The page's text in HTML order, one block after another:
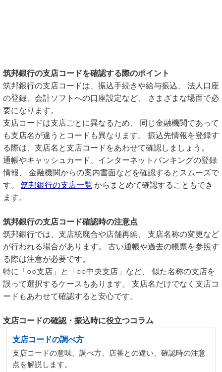
筑邦銀行の支店コードを確認する際のポイント
筑邦銀行の支店コードは、振込手続きや給与振込、 法人口座
の登録、会計ソフトへの口座設定など、 さまざまな場面で必
要になります。
支店コードは支店ごとに異なるため、 同じ金融機関であって
も支店名が違うとコードも異なります。 振込先情報を登録す
る際は、支店名と支店コードをあわせて確認しましょう。
通帳やキャッシュカード、インターネットバンキングの登録
情報、 金融機関からの案内書面などを確認するとスムーズで
す。 筑邦銀行の支店一覧 からまとめて確認することもでき
ます。
筑邦銀行の支店コード確認時の注意点
筑邦銀行では、支店統廃合や店舗再編、 支店名称の変更など
が行われる場合があります。 古い通帳や過去の帳票を参照す
る際は注意が必要です。
特に「○○支店」と「○○中央支店」など、 似た名称の支店を
誤って選択するケースもあります。 支店名だけでなく支店コ
ードもあわせて確認すると安心です。
支店コードの確認・振込時に役立つコラム
支店コードの調べ方
支店コードの意味、調べ方、店番との違い、確認時の注意
点を解説します。